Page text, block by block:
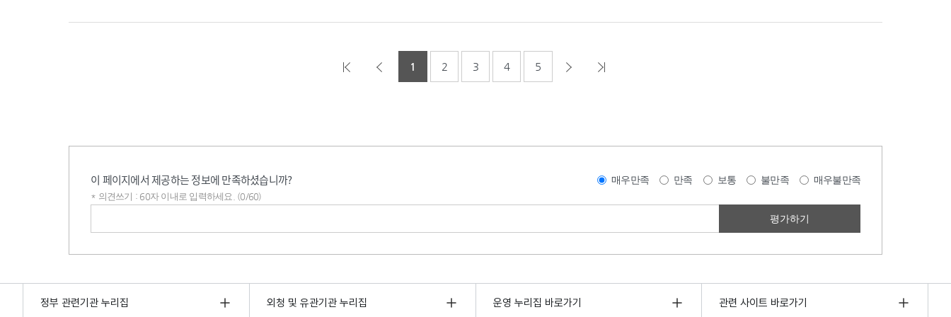
1 2 3 4 5
이 페이지에서 제공하는 정보에 만족하셨습니까? 매우만족 만족 보통 불만족 매우불만족
* 의견쓰기 : 60자 이내로 입력하세요. (0/60)
정부 관련기관 누리집 외청 및 유관기관 누리집 운영 누리집 바로가기 관련 사이트 바로가기